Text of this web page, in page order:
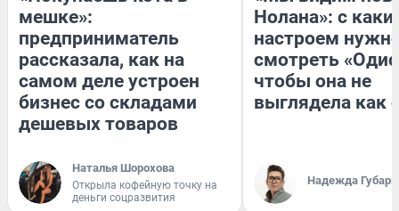
мешке»:
предприниматель
рассказала, как на
самом деле устроен
бизнес со складами
дешевых товаров
Наталья Шорохова
Открыла кофейную точку на
деньги соцразвития
Нолана»: с
настроем
смотреть
чтобы она не
выглядела как
Надежда Губарь